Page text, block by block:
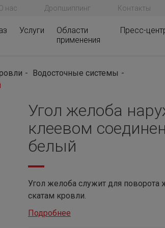
нас Дропшиппинг Контакты
Услуги
Области
применения
Пресс-
Водосточные системы
Угол желоба
клеевом
белый
Угол желоба служит для поворота
скатам кровли.
Подробнее